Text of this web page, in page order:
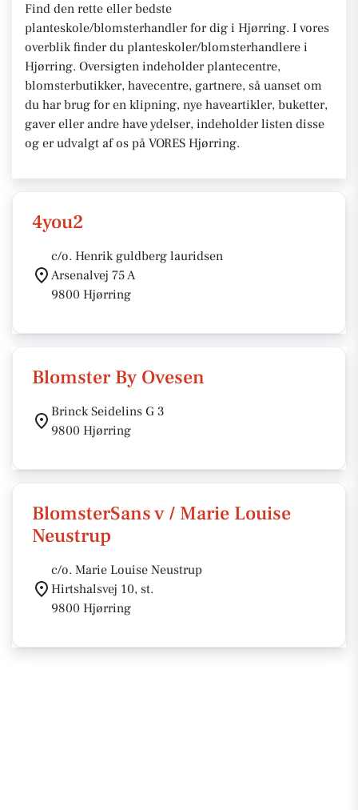
Find den rette eller bedste
planteskole/blomsterhandler for dig i Hjørring. I vores
overblik finder du planteskoler/blomsterhandlere i
Hjørring. Oversigten indeholder plantecentre,
blomsterbutikker, havecentre, gartnere, så uanset om
du har brug for en klipning, nye haveartikler, buketter,
gaver eller andre have ydelser, indeholder listen disse
og er udvalgt af os på VORES Hjørring.
4you2
c/o. Henrik guldberg lauridsen
Arsenalvej 75 A
9800 Hjørring
Blomster By Ovesen
Brinck Seidelins G 3
9800 Hjørring
BlomsterSans v / Marie Louise
Neustrup
c/o. Marie Louise Neustrup
Hirtshalsvej 10, st.
9800 Hjørring